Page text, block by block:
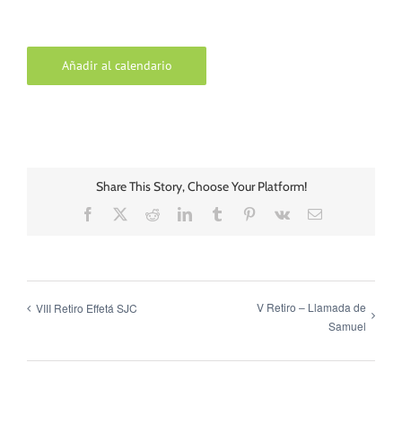
Añadir al calendario
Share This Story, Choose Your Platform!
Facebook RedditLinkedInTumblr Pinterest
Vk
Correo
VIII Retiro Effetá SJC
V Retiro – Llamada de
Samuel